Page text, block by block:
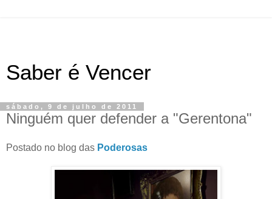
Saber é Vencer
sábado, 9 de julho de 2011
Ninguém quer defender a "Gerentona"
Postado no blog das Poderosas